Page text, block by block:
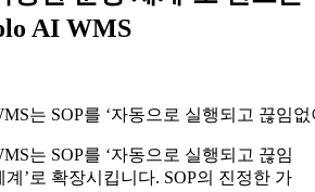
AI WMS
는 SOP를 ‘자동으로 실행되고 끊임
는 SOP를 ‘자동으로 실행되고 끊임
’로 확장시킵니다. SOP의 진정한 가